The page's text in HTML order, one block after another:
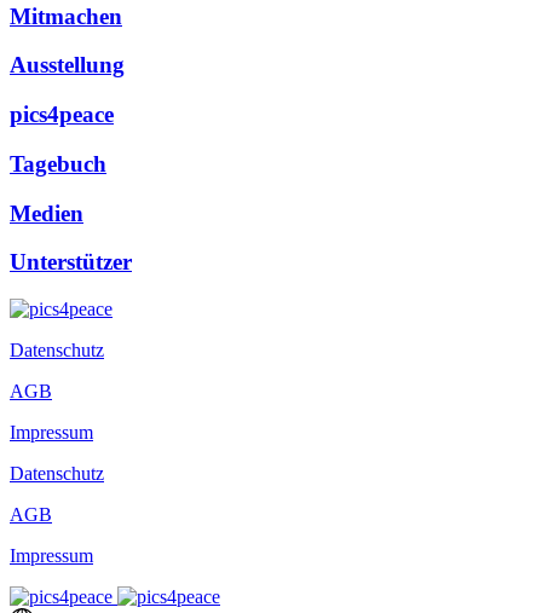
Mitmachen
Ausstellung
pics4peace
Tagebuch
Medien
Unterstützer
Datenschutz
AGB
Impressum
Datenschutz
AGB
Impressum